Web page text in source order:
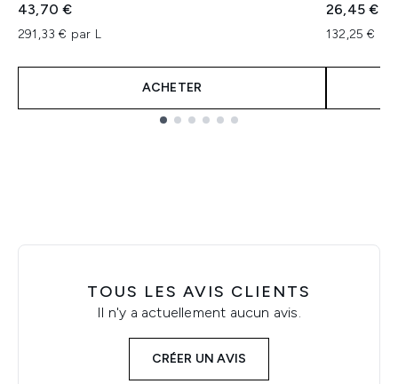
43,70 €
291,33 € par L
ACHETER
26,45 €
132,25 €
TOUS LES AVIS CLIENTS
Il n'y a actuellement aucun avis.
CRÉER UN AVIS